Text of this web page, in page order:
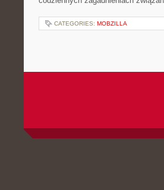
CATEGORIES: MOBZILLA